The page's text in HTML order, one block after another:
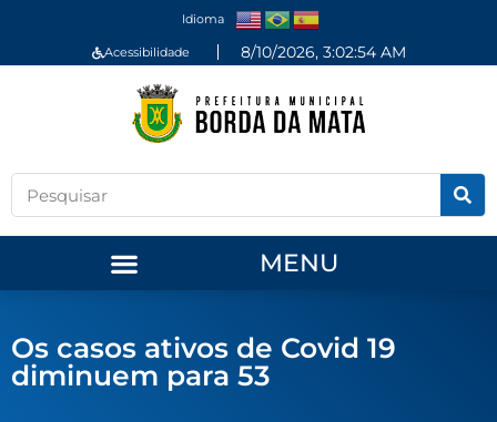
Idioma
Acessibilidade 8/10/2026, 3:02:54 AM
MENU
Os casos ativos de Covid 19
diminuem para 53